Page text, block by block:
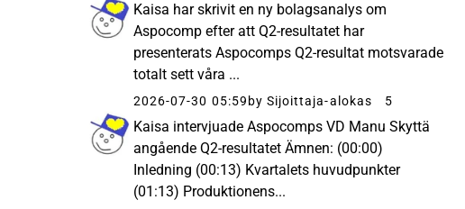
Kaisa har skrivit en ny bolagsanalys om
Aspocomp efter att Q2-resultatet har
presenterats Aspocomps Q2-resultat motsvarade
totalt sett våra ...
2026-07-30 05:59 by Sijoittaja-alokas 5
Kaisa intervjuade Aspocomps VD Manu Skyttä
angående Q2-resultatet Ämnen: (00:00)
Inledning (00:13) Kvartalets huvudpunkter
(01:13) Produktionens...